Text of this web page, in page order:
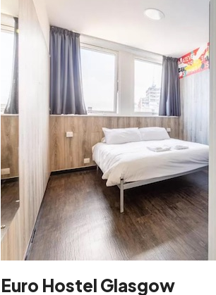
Euro Hostel Glasgow